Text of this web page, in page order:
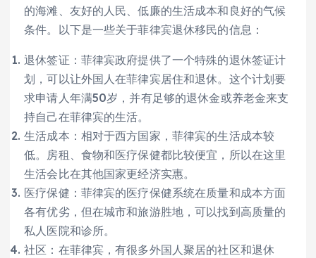
的海滩、友好的人民、低廉的生活成本和良好的气候
条件。以下是一些关于菲律宾退休移民的信息：
退休签证：菲律宾政府提供了一个特殊的退休签证计
划，可以让外国人在菲律宾居住和退休。这个计划要
求申请人年满50岁，并有足够的退休金或养老金来支
持自己在菲律宾的生活。
生活成本：相对于西方国家，菲律宾的生活成本较
低。房租、食物和医疗保健都比较便宜，所以在这里
生活会比在其他国家更经济实惠。
医疗保健：菲律宾的医疗保健系统在质量和成本方面
各有优劣，但在城市和旅游胜地，可以找到高质量的
私人医院和诊所。
社区：在菲律宾，有很多外国人聚居的社区和退休